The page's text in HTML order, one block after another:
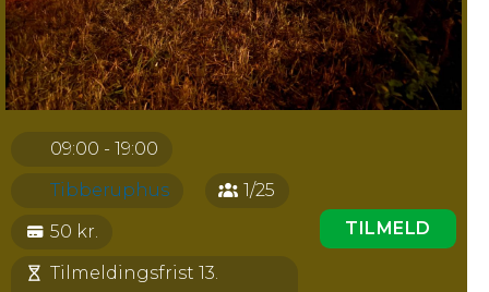
09:00 - 19:00
Tibberuphus
1/25
50 kr.
Tilmeldingsfrist 13.
TILMELD